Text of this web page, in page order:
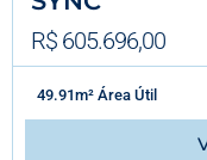
R$ 605.696,00
49.91m² Área Útil